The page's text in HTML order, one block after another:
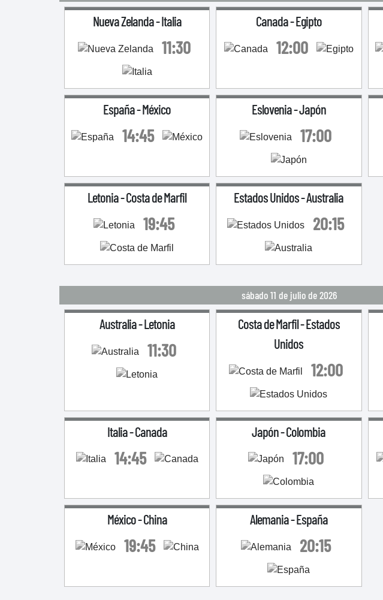
Nueva Zelanda-Italia
11:30
Canada-Egipto
12:00
España-México
14:45
Eslovenia-Japón
17:00
Letonia-Costa de Marfil
19:45
Estados Unidos-Australia
20:15
sábado 11 de julio de 2026
Australia-Letonia
11:30
Costa de Marfil-Estados
Unidos
12:00
Italia-Canada
14:45
Japón-Colombia
17:00
México-China
19:45
Alemania-España
20:15